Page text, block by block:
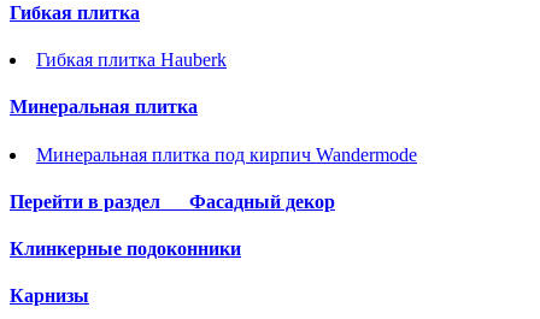
Гибкая плитка
Гибкая плитка Hauberk
Минеральная плитка
Минеральная плитка под кирпич Wandermode
Перейти в раздел Фасадный декор
Клинкерные подоконники
Карнизы